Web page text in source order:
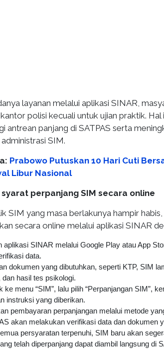
layanan melalui aplikasi SINAR,
polisi kecuali untuk ujian praktik. Hal
antrean panjang di SATPAS serta
SIM.
Prabowo Putuskan 10 Hari Cuti
Libur Nasional
perpanjang SIM secara online
SIM yang masa berlakunya hampir
secara online melalui aplikasi SINAR
aplikasi SINAR melalui Google Play atau App
data.
dokumen yang dibutuhkan, seperti KTP, SIM
dan hasil tes psikologi.
ke menu “SIM”, lalu pilih “Perpanjangan SIM”,
instruksi yang diberikan.
pembayaran perpanjangan melalui metode
akan melakukan verifikasi data dan dokumen
persyaratan terpenuhi, SIM baru akan
telah diperpanjang dapat diambil langsung di